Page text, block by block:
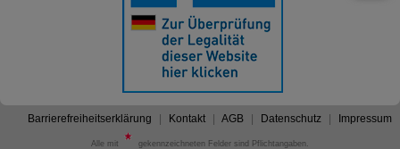
Barrierefreiheitserklärung Kontakt AGB Datenschutz Impressum
Alle mit
gekennzeichneten Felder sind Pflichtangaben.